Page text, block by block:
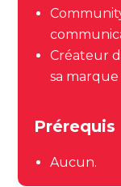
Créateur
sa marque
Prérequis
Aucun.